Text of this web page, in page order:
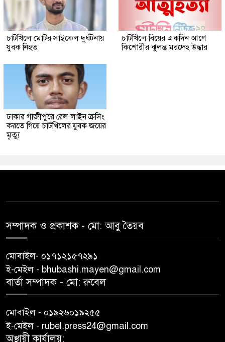
চাটখিলে মোটর সাইকেল দুর্ঘটনায়
যুবক নিহত
চাটখিলে বিয়ের একদিন আগে
কিশোরীর ঝুলন্ত মরদেহ উদ্ধার
ঢাকার গাজীপুরে রেল লাইন ক্রসিং
করতে গিয়ে চাটখিলের যুবক জয়ের
মৃত্যু
সম্পাদক ও প্রকাশক -‌ মো: আবু‌ তৈয়ব
মোবাইল- ০১৭১২১৫৭২৯১
ই-মেইল - bhubashi.mayen@gmail.com
বার্তা সম্পাদক - মো: রু‌বেল
মোবাইল - ০১৯২৬০১৯২৫৫
ই-মেইল - rubel.press24@gmail.com
অস্থায়ী কার্যালয়: